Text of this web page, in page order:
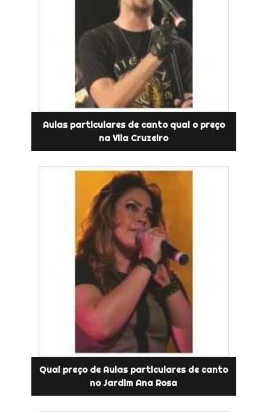
Aulas particulares de canto qual o preço
na Vila Cruzeiro
Qual preço de Aulas particulares de canto
no Jardim Ana Rosa